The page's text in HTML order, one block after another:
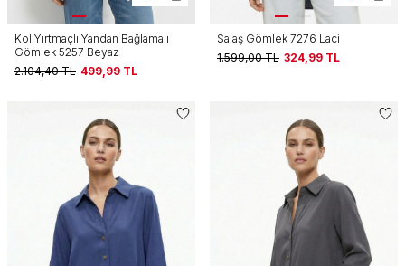
Kol Yırtmaçlı Yandan Bağlamalı
Gömlek 5257 Beyaz
2.104,40TL 499,99 TL
Salaş Gömlek 7276 Laci
1.599,00TL 324,99 TL